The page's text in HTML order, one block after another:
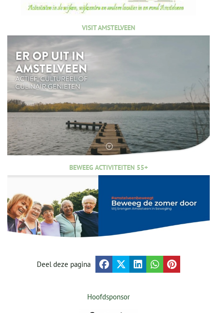
VISIT AMSTELVEEN
BEWEEG ACTIVITEITEN 55+
Deel deze pagina
Hoofdsponsor